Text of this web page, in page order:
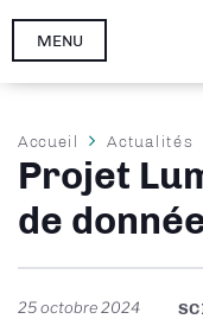
Aller
MENU
Fil
d'Ariane
Accueil Actualités
Projet
de
25 octobre 2024